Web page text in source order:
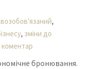
,
, зміни до
бронювання.